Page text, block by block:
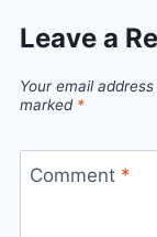
Leave a
Your email
marked *
Comment *